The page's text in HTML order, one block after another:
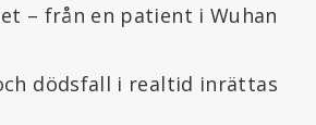
– från en patient i Wuhan
dödsfall i realtid inrättas